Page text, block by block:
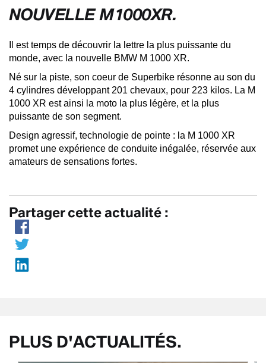
NOUVELLE M1000XR.
Il est temps de découvrir la lettre la plus puissante du
monde, avec la nouvelle BMW M 1000 XR.
Né sur la piste, son coeur de Superbike résonne au son du
4 cylindres développant 201 chevaux, pour 223 kilos. La M
1000 XR est ainsi la moto la plus légère, et la plus
puissante de son segment.
Design agressif, technologie de pointe : la M 1000 XR
promet une expérience de conduite inégalée, réservée aux
amateurs de sensations fortes.
Partager cette actualité :
PLUS D'ACTUALITÉS.